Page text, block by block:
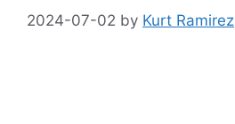
2024-07-02 by Kurt Ramirez